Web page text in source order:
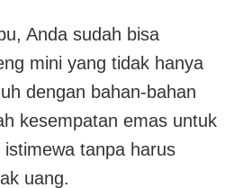
Anda sudah bisa
mini yang tidak hanya
dengan bahan-bahan
kesempatan emas untuk
tanpa harus
uang.